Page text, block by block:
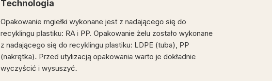
Technologia
Opakowanie mgiełki wykonane jest z nadającego się do
recyklingu plastiku: RA i PP. Opakowanie żelu zostało wykonane
z nadającego się do recyklingu plastiku: LDPE (tuba), PP
(nakrętka). Przed utylizacją opakowania warto je dokładnie
wyczyścić i wysuszyć.